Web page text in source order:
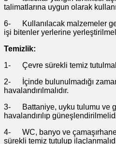
talimatlarına uygun olarak
6- Kullanılacak malzemeler
işi bitenler yerlerine
Temizlik:
1- Çevre sürekli temiz
2- İçinde bulunulmadığı
havalandırılmalıdır.
3- Battaniye, uyku tulumu ve
havalandırılıp
4- WC, banyo ve çamaşırhane
sürekli temiz tutulup